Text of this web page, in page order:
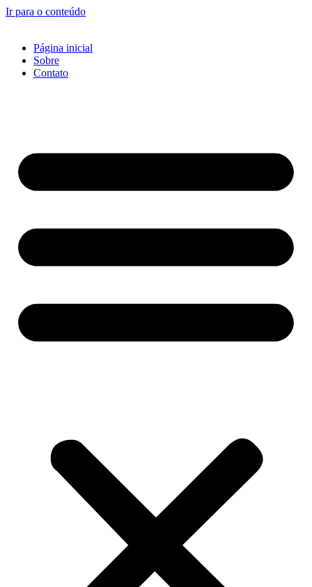
Ir para o conteúdo
Página inicial
Sobre
Contato